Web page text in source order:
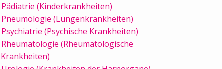
Pädiatrie (Kinderkrankheiten)
Pneumologie (Lungenkrankheiten)
Psychiatrie (Psychische Krankheiten)
Rheumatologie (Rheumatologische
Krankheiten)